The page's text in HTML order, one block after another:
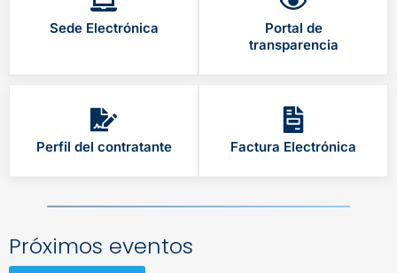
Sede Electrónica
Portal de
transparencia
Perfil del contratante Factura Electrónica
Próximos eventos